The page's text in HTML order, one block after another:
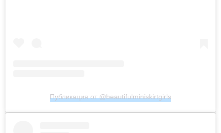
Публикация от @beautifulminiskirtgirls